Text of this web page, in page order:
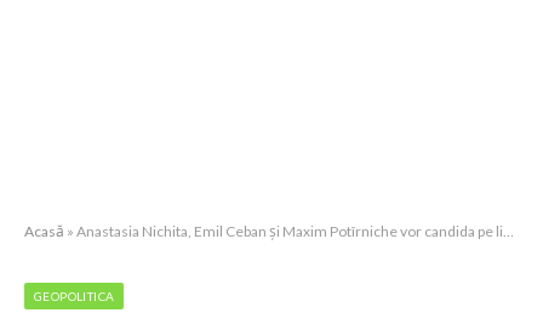
Acasă » Anastasia Nichita, Emil Ceban și Maxim Potîrniche vor candida pe lista PAS la alegerile parlamentare
GEOPOLITICA